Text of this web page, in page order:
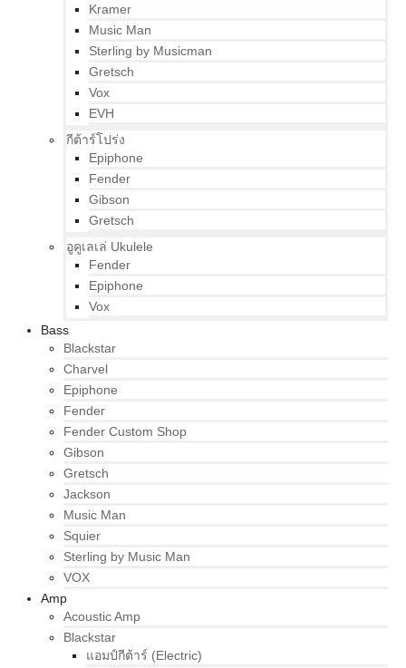
Kramer
Music Man
Sterling by Musicman
Gretsch
Vox
EVH
กีต้าร์โปร่ง
Epiphone
Fender
Gibson
Gretsch
อูคูเลเล่ Ukulele
Fender
Epiphone
Vox
Bass
Blackstar
Charvel
Epiphone
Fender
Fender Custom Shop
Gibson
Gretsch
Jackson
Music Man
Squier
Sterling by Music Man
VOX
Amp
Acoustic Amp
Blackstar
แอมป์กีต้าร์ (Electric)